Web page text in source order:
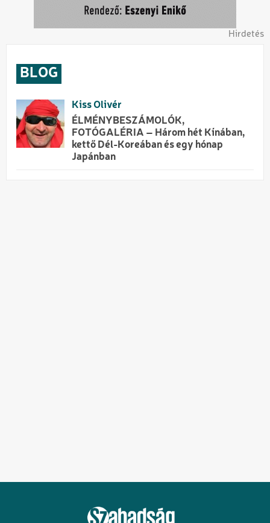
Hirdetés
BLOG
Kiss Olivér
ÉLMÉNYBESZÁMOLÓK,
FOTÓGALÉRIA – Három hét Kínában,
kettő Dél-Koreában és egy hónap
Japánban